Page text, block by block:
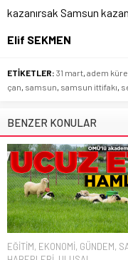
kazanırsak Samsun
Elif SEKMEN
ETİKETLER: 31 mart adem
çan samsun samsun ittifakı
BENZER KONULAR
EĞİTİM, EKONOMİ, GÜNDEM,